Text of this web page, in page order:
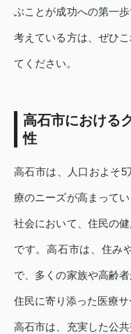
ぶことが成功への第一
考えている方は、ぜひ
てください。
高石市における
性
高石市は、人口およそ
療のニーズが高まって
社会において、住民の
です。高石市は、住み
で、多くの家族や高齢
住民に寄り添った医療サ
高石市は、充実した公